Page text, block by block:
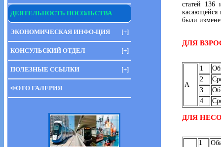
ДЕЯТЕЛЬНОСТЬ ПОСОЛЬСТВА
ЭКОНОМИЧЕСКАЯ ИНФО-ЦИЯ [+]
КОНСУЛЬСКИЙ ОТДЕЛ [+]
ПОЛЕЗНЫЕ ССЫЛКИ [+]
ФОТО ГАЛЕРИЯ
статей 136
касающейся
были
ДЛЯ
A
1
2
3
4
ДЛЯ
1